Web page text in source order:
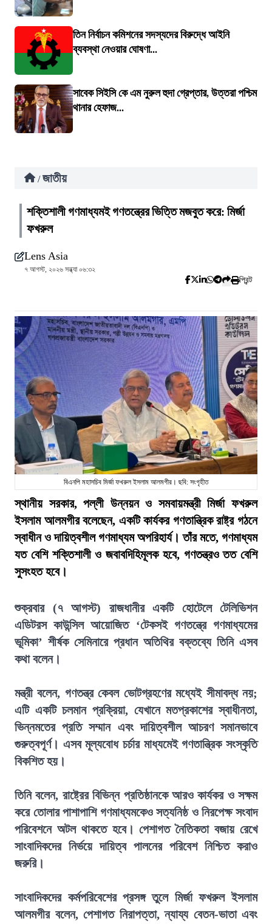
তিন নির্বাচন কমিশনের সদস্যদের বিরুদ্ধে আইনি
ব্যবস্থা নেওয়ার ঘোষণা...
সাবেক সিইসি কে এম নুরুল হুদা গ্রেপ্তার, উত্তরা পশ্চিম
থানার হেফাজ...
/ জাতীয়
শক্তিশালী গণমাধ্যমই গণতন্ত্রের ভিত্তি মজবুত করে: মির্জা
ফখরুল
Lens Asia
৭ আগস্ট, ২০২৬ সন্ধ্যা ০৬:৩২
প্রিন্ট
বিএনপি মহাসচিব মির্জা ফখরুল ইসলাম আলমগীর। ছবি: সংগৃহীত
স্থানীয় সরকার, পল্লী উন্নয়ন ও সমবায়মন্ত্রী মির্জা ফখরুল
ইসলাম আলমগীর বলেছেন, একটি কার্যকর গণতান্ত্রিক রাষ্ট্র গঠনে
স্বাধীন ও দায়িত্বশীল গণমাধ্যম অপরিহার্য। তাঁর মতে, গণমাধ্যম
যত বেশি শক্তিশালী ও জবাবদিহিমূলক হবে, গণতন্ত্রও তত বেশি
সুসংহত হবে।
শুক্রবার (৭ আগস্ট) রাজধানীর একটি হোটেলে টেলিভিশন
এডিটরস কাউন্সিল আয়োজিত ‘টেকসই গণতন্ত্রে গণমাধ্যমের
ভূমিকা’ শীর্ষক সেমিনারে প্রধান অতিথির বক্তব্যে তিনি এসব
কথা বলেন।
মন্ত্রী বলেন, গণতন্ত্র কেবল ভোটগ্রহণের মধ্যেই সীমাবদ্ধ নয়;
এটি একটি চলমান প্রক্রিয়া, যেখানে মতপ্রকাশের স্বাধীনতা,
ভিন্নমতের প্রতি সম্মান এবং দায়িত্বশীল আচরণ সমানভাবে
গুরুত্বপূর্ণ। এসব মূল্যবোধ চর্চার মাধ্যমেই গণতান্ত্রিক সংস্কৃতি
বিকশিত হয়।
তিনি বলেন, রাষ্ট্রের বিভিন্ন প্রতিষ্ঠানকে আরও কার্যকর ও সক্ষম
করে তোলার পাশাপাশি গণমাধ্যমকেও সত্যনিষ্ঠ ও নিরপেক্ষ সংবাদ
পরিবেশনে অটল থাকতে হবে। পেশাগত নৈতিকতা বজায় রেখে
সাংবাদিকদের নির্ভয়ে দায়িত্ব পালনের পরিবেশ নিশ্চিত করাও
জরুরি।
সাংবাদিকদের কর্মপরিবেশের প্রসঙ্গ তুলে মির্জা ফখরুল ইসলাম
আলমগীর বলেন, পেশাগত নিরাপত্তা, ন্যায্য বেতন-ভাতা এবং